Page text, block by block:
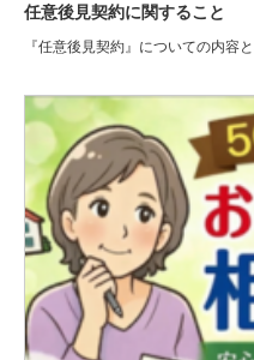
任意後見契約に関すること
『任意後見契約』についての内容と